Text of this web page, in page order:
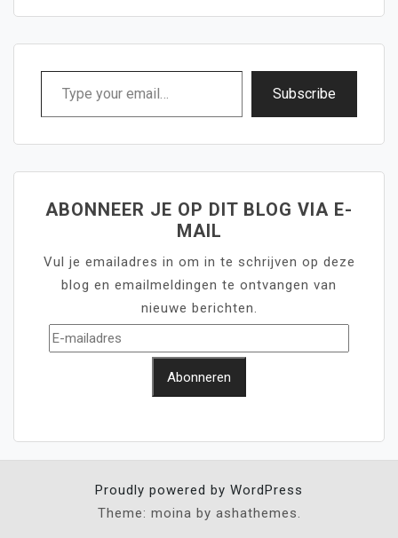
Subscribe
ABONNEER JE OP DIT BLOG VIA E-
MAIL
Vul je emailadres in om in te schrijven op deze
blog en emailmeldingen te ontvangen van
nieuwe berichten.
E-
mailadres
Abonneren
Proudly powered by WordPress
Theme: moina by ashathemes.